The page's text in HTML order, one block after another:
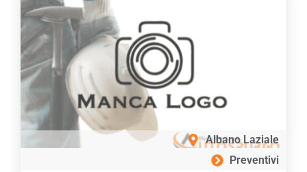
Albano Laziale
Preventivi